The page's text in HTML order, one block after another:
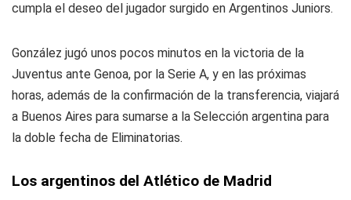
cumpla el deseo del jugador surgido en Argentinos Juniors.
González jugó unos pocos minutos en la victoria de la
Juventus ante Genoa, por la Serie A, y en las próximas
horas, además de la confirmación de la transferencia, viajará
a Buenos Aires para sumarse a la Selección argentina para
la doble fecha de Eliminatorias.
Los argentinos del Atlético de Madrid